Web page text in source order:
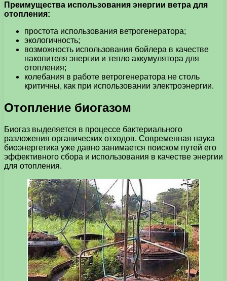
Преимущества использования энергии ветра для
отопления:
простота использования ветрогенератора;
экологичность;
возможность использования бойлера в качестве
накопителя энергии и тепло аккумулятора для
отопления;
колебания в работе ветрогенератора не столь
критичны, как при использовании электроэнергии.
Отопление биогазом
Биогаз выделяется в процессе бактериального
разложения органических отходов. Современная наука
биоэнергетика уже давно занимается поиском путей его
эффективного сбора и использования в качестве энергии
для отопления.